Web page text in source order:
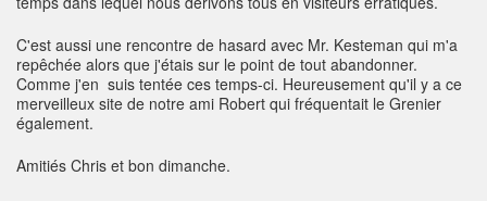
C'est aussi une rencontre de hasard avec Mr. Kesteman qui m'a
repêchée alors que j'étais sur le point de tout abandonner.
Comme j'en suis tentée ces temps-ci. Heureusement qu'il y a ce
merveilleux site de notre ami Robert qui fréquentait le Grenier
également.
Amitiés Chris et bon dimanche.